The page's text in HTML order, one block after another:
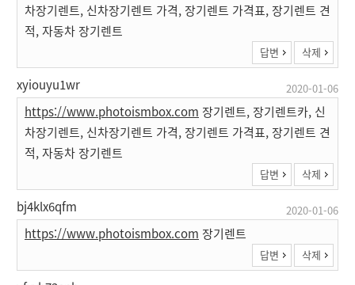
차장기렌트, 신차장기렌트 가격, 장기렌트 가격표, 장기렌트 견
적, 자동차 장기렌트
답변 삭제
xyiouyu1wr 2020-01-06
https://www.photoismbox.com 장기렌트, 장기렌트카, 신
차장기렌트, 신차장기렌트 가격, 장기렌트 가격표, 장기렌트 견
적, 자동차 장기렌트
답변 삭제
bj4klx6qfm 2020-01-06
https://www.photoismbox.com 장기렌트
답변 삭제